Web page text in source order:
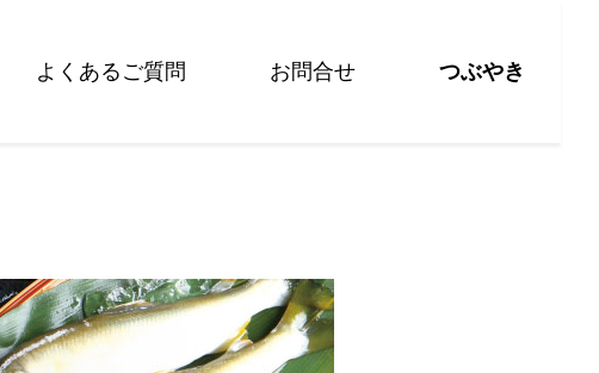
よくあるご質問 お問合せ つぶやき